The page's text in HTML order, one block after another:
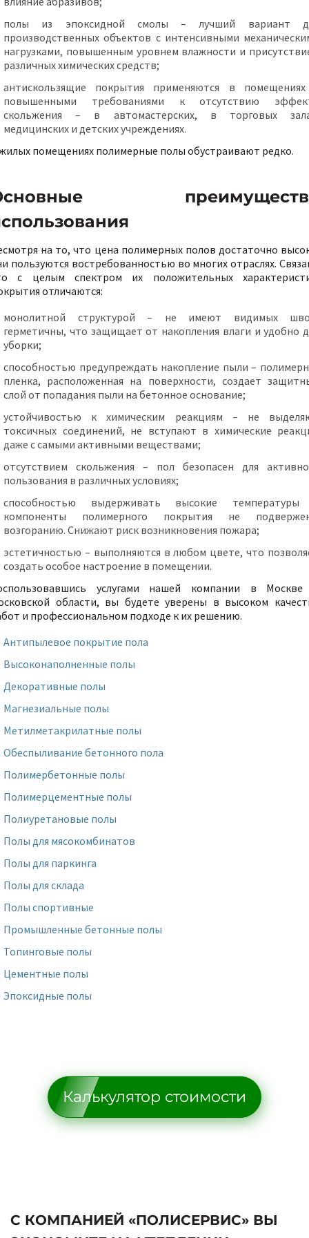
полы из эпоксидной смолы – лучший вариант
производственных объектов с интенсивными
нагрузками, повышенным уровнем влажности и
различных химических средств;
антискользящие покрытия применяются в
повышенными требованиями к отсутствию
скольжения – в автомастерских, в торговых
медицинских и детских учреждениях.
помещениях полимерные полы обустраивают редко.
на то, что цена полимерных полов достаточно
пользуются востребованностью во многих отраслях.
с целым спектром их положительных
отличаются:
монолитной структурой – не имеют видимых
герметичны, что защищает от накопления влаги и удобно
уборки;
способностью предупреждать накопление пыли –
пленка, расположенная на поверхности, создает
слой от попадания пыли на бетонное основание;
устойчивостью к химическим реакциям – не
токсичных соединений, не вступают в химические
даже с самыми активными веществами;
отсутствием скольжения – пол безопасен для
пользования в различных условиях;
способностью выдерживать высокие
компоненты полимерного покрытия не
возгоранию. Снижают риск возникновения пожара;
эстетичностью – выполняются в любом цвете, что
создать особое настроение в помещении.
услугами нашей компании в
области, вы будете уверены в высоком
и профессиональном подходе к их решению.
Антипылевое покрытие пола
Высоконаполненные полы
Декоративные полы
Магнезиальные полы
Метилметакрилатные полы
Обеспыливание бетонного пола
Полимербетонные полы
Полимерцементные полы
Полиуретановые полы
Полы для мясокомбинатов
Полы для паркинга
Полы для склада
Полы спортивные
Промышленные бетонные полы
Топинговые полы
Цементные полы
Эпоксидные полы
Калькулятор стоимости
С КОМПАНИЕЙ «ПОЛИСЕРВИС» ВЫ